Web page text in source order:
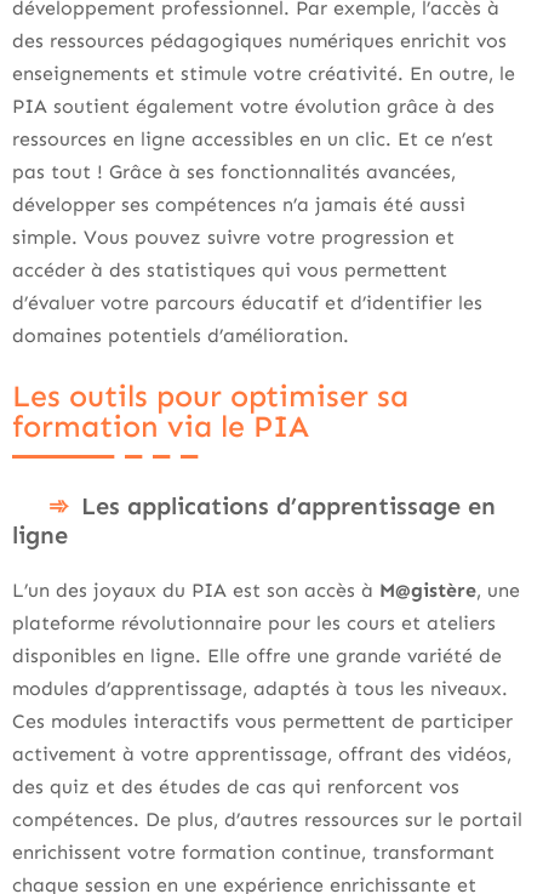
développement professionnel. Par exemple, l’accès à
des ressources pédagogiques numériques enrichit vos
enseignements et stimule votre créativité. En outre, le
PIA soutient également votre évolution grâce à des
ressources en ligne accessibles en un clic. Et ce n’est
pas tout ! Grâce à ses fonctionnalités avancées,
développer ses compétences n’a jamais été aussi
simple. Vous pouvez suivre votre progression et
accéder à des statistiques qui vous permettent
d’évaluer votre parcours éducatif et d’identifier les
domaines potentiels d’amélioration.
Les outils pour optimiser sa
formation via le PIA
Les applications d’apprentissage en
ligne
L’un des joyaux du PIA est son accès à M@gistère, une
plateforme révolutionnaire pour les cours et ateliers
disponibles en ligne. Elle offre une grande variété de
modules d’apprentissage, adaptés à tous les niveaux.
Ces modules interactifs vous permettent de participer
activement à votre apprentissage, offrant des vidéos,
des quiz et des études de cas qui renforcent vos
compétences. De plus, d’autres ressources sur le portail
enrichissent votre formation continue, transformant
chaque session en une expérience enrichissante et